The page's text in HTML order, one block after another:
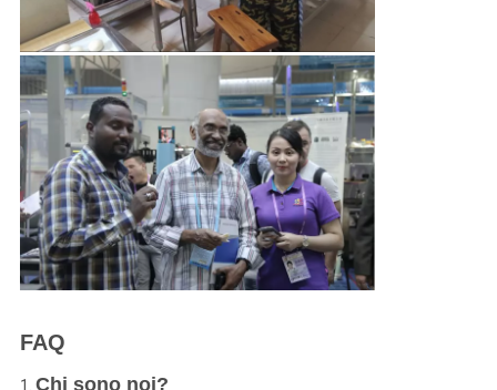
FAQ
1. Chi sono noi?